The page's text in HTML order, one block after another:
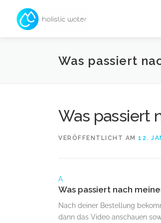
Inhalt
springen
Was passiert
Was passiert
VERÖFFENTLICHT AM 12.
A
Was passiert nach
Nach deiner Bestellung
dann das Video anschauen